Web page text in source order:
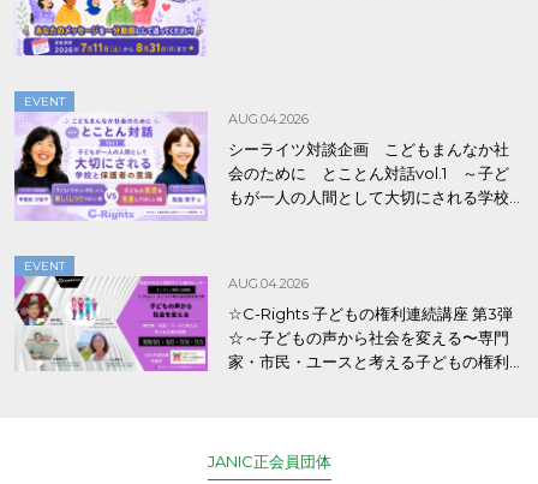
EVENT
AUG.04.2026
シーライツ対談企画 こどもまんなか社
会のために とことん対話vol.1 ～子ど
もが一人の人間として大切にされる学校
EVENT
AUG.04.2026
☆C-Rights 子どもの権利連続講座 第3弾
☆～子どもの声から社会を変える〜専門
家・市民・ユースと考える子どもの権利
JANIC正会員団体